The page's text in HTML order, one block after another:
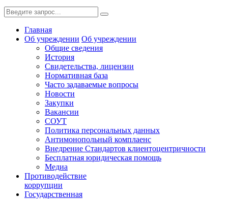
Главная
Об учреждении Об учреждении
Общие сведения
История
Свидетельства, лицензии
Нормативная база
Часто задаваемые вопросы
Новости
Закупки
Вакансии
СОУТ
Политика персональных данных
Антимонопольный комплаенс
Внедрение Стандартов клиентоцентричности
Бесплатная юридическая помощь
Медиа
Противодействие
коррупции
Государственная